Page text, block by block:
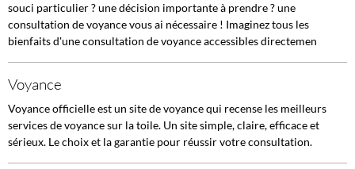
souci particulier ? une décision importante à prendre ? une
consultation de voyance vous ai nécessaire ! Imaginez tous les
bienfaits d'une consultation de voyance accessibles directemen
Voyance
Voyance officielle est un site de voyance qui recense les meilleurs
services de voyance sur la toile. Un site simple, claire, efficace et
sérieux. Le choix et la garantie pour réussir votre consultation.